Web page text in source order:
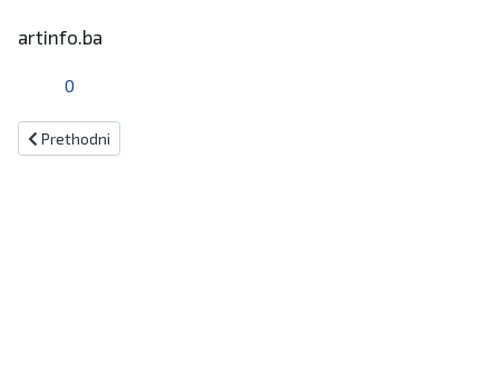
artinfo.ba
0
Prethodni članak: Kiseljačani ostavili zanimljive poruke o nasilju
Prethodni